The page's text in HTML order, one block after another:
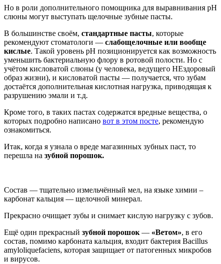
Но в роли дополнительного помощника для выравнивания pH
слюны могут выступать щелочные зубные пасты.
В большинстве своём, стандартные пасты, которые
рекомендуют стоматологи — слабощелочные или вообще
кислые. Такой уровень pH позиционируется как возможность
уменьшить бактериальную флору в ротовой полости. Но с
учётом кисловатой слюны (у человека, ведущего НЕздоровый
образ жизни), и кисловатой пасты — получается, что зубам
достаётся дополнительная кислотная нагрузка, приводящая к
разрушению эмали и т.д.
Кроме того, в таких пастах содержатся вредные вещества, о
которых подробно написано вот в этом посте, рекомендую
ознакомиться.
Итак, когда я узнала о вреде магазинных зубных паст, то
перешла на зубной порошок.
Состав — тщательно измельчённый мел, на языке химии –
карбонат кальция — щелочной минерал.
Прекрасно очищает зубы и снимает кислую нагрузку с зубов.
Ещё один прекрасный зубной порошок — «Ветом», в его
состав, помимо карбоната кальция, входит бактерия Bacillus
amyloliquefaciens, которая защищает от патогенных микробов
и вирусов.